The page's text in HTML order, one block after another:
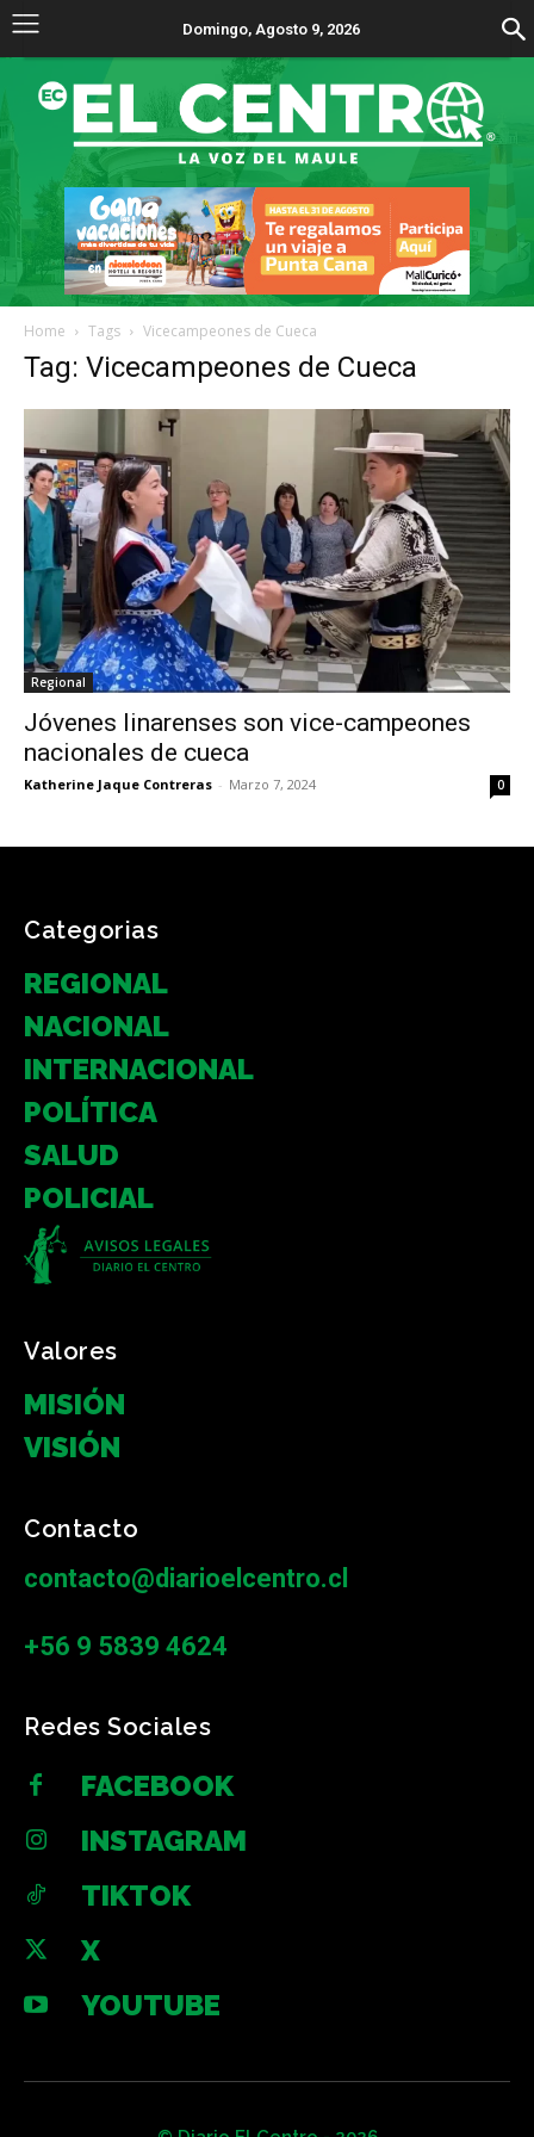
Domingo, Agosto 9, 2026
Home Tags Vicecampeones de Cueca
Tag: Vicecampeones de Cueca
Regional
Jóvenes linarenses son vice-campeones
nacionales de cueca
Katherine Jaque Contreras - Marzo 7, 2024 0
Categorias
REGIONAL
NACIONAL
INTERNACIONAL
POLÍTICA
SALUD
POLICIAL
Valores
MISIÓN
VISIÓN
Contacto
contacto@diarioelcentro.cl
+56 9 5839 4624
Redes Sociales
FACEBOOK
INSTAGRAM
TIKTOK
X
YOUTUBE